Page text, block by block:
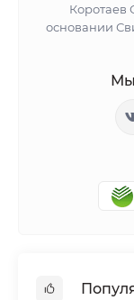
Коротаев
основании
Мы